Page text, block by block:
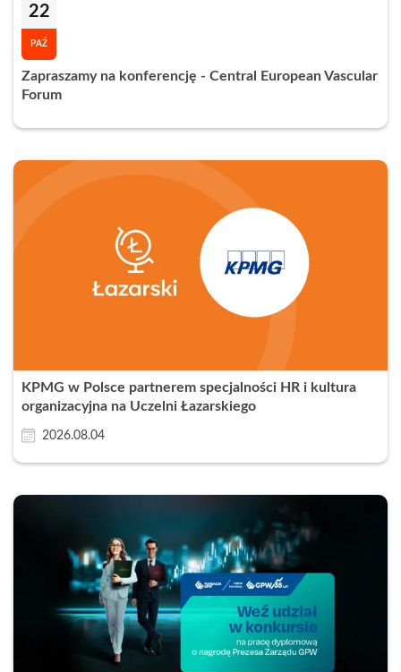
22
PAŹ
Zapraszamy na konferencję - Central European Vascular
Forum
KPMG w Polsce partnerem specjalności HR i kultura
organizacyjna na Uczelni Łazarskiego
2026.08.04